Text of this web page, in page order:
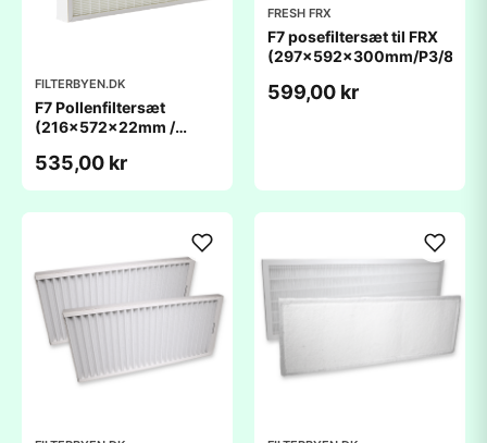
FILTERBYEN.DK
F7 Pollenfiltersæt
(216x572x22mm /
535,00 kr
FRESH FRX
F7 posefiltersæt til FRX
(297x592x300mm/P3/8)
599,00 kr